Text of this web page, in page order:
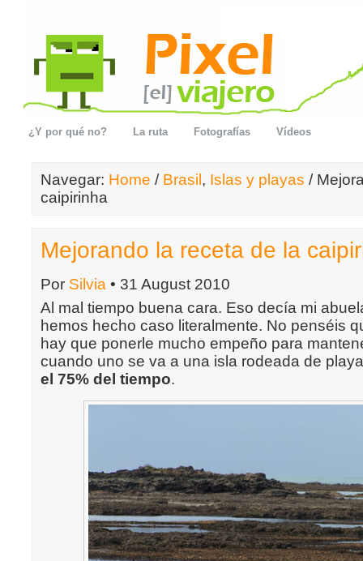
¿Y por qué no? La ruta Fotografías Vídeos
Navegar: Home / Brasil , Islas y playas /
caipirinha
Mejorando la receta de la
Por Silvia • 31 August 2010
Al mal tiempo buena cara. Eso decía mi
hemos hecho caso literalmente. No penséis
hay que ponerle mucho empeño para
cuando uno se va a una isla rodeada de
el 75% del tiempo.